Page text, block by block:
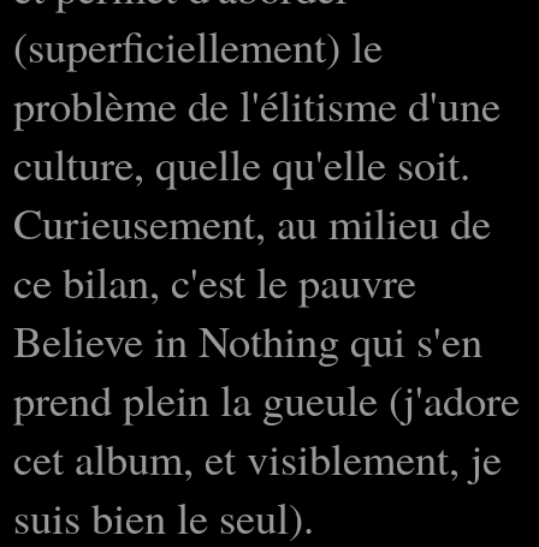
(superficiellement) le
problème de l'élitisme d'une
culture, quelle qu'elle soit.
Curieusement, au milieu de
ce bilan, c'est le pauvre
Believe in Nothing qui s'en
prend plein la gueule (j'adore
cet album, et visiblement, je
suis bien le seul).